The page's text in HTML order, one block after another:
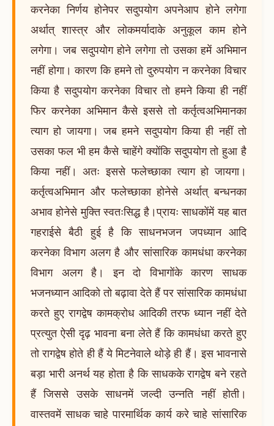
करनेका निर्णय होनेपर सदुपयोग अपनेआप होने लगेगा
अर्थात् शास्त्र और लोकमर्यादाके अनुकूल काम होने
लगेगा। जब सदुपयोग होने लगेगा तो उसका हमें अभिमान
नहीं होगा। कारण कि हमने तो दुरुपयोग न करनेका विचार
किया है सदुपयोग करनेका विचार तो हमने किया ही नहीं
फिर करनेका अभिमान कैसे इससे तो कर्तृत्वअभिमानका
त्याग हो जायगा। जब हमने सदुपयोग किया ही नहीं तो
उसका फल भी हम कैसे चाहेंगे क्योंकि सदुपयोग तो हुआ है
किया नहीं। अतः इससे फलेच्छाका त्याग हो जायगा।
कर्तृत्वअभिमान और फलेच्छाका होनेसे अर्थात् बन्धनका
अभाव होनेसे मुक्ति स्वतःसिद्ध है।प्रायः साधकोंमें यह बात
गहराईसे बैठी हुई है कि साधनभजन जपध्यान आदि
करनेका विभाग अलग है और सांसारिक कामधंधा करनेका
विभाग अलग है। इन दो विभागोंके कारण साधक
भजनध्यान आदिको तो बढ़ावा देते हैं पर सांसारिक कामधंधा
करते हुए रागद्वेष कामक्रोध आदिकी तरफ ध्यान नहीं देते
प्रत्युत ऐसी दृढ़ भावना बना लेते हैं कि कामधंधा करते हुए
तो रागद्वेष होते ही हैं ये मिटनेवाले थोड़े ही हैं। इस भावनासे
बड़ा भारी अनर्थ यह होता है कि साधकके रागद्वेष बने रहते
हैं जिससे उसके साधनमें जल्दी उन्नति नहीं होती।
वास्तवमें साधक चाहे पारमार्थिक कार्य करे चाहे सांसारिक